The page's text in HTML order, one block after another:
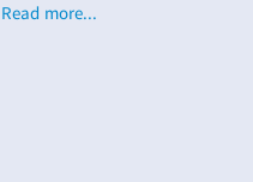
Read more...